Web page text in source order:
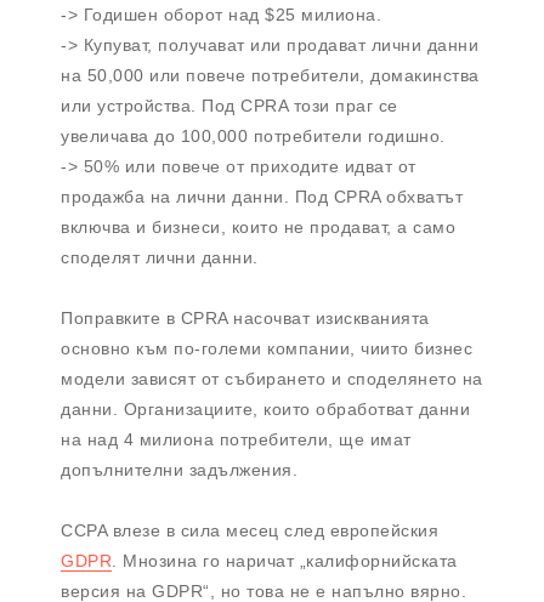
-> Годишен оборот над $25 милиона.
-> Купуват, получават или продават лични данни
на 50,000 или повече потребители, домакинства
или устройства. Под CPRA този праг се
увеличава до 100,000 потребители годишно.
-> 50% или повече от приходите идват от
продажба на лични данни. Под CPRA обхватът
включва и бизнеси, които не продават, а само
споделят лични данни.
Поправките в CPRA насочват изискванията
основно към по-големи компании, чиито бизнес
модели зависят от събирането и споделянето на
данни. Организациите, които обработват данни
на над 4 милиона потребители, ще имат
допълнителни задължения.
CCPA влезе в сила месец след европейския
GDPR . Мнозина го наричат „калифорнийската
версия на GDPR“, но това не е напълно вярно.